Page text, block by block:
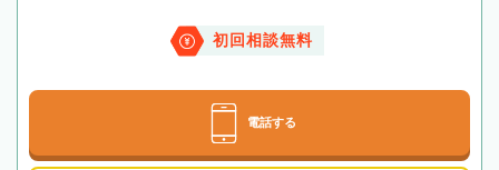
初回相談無料
電話する